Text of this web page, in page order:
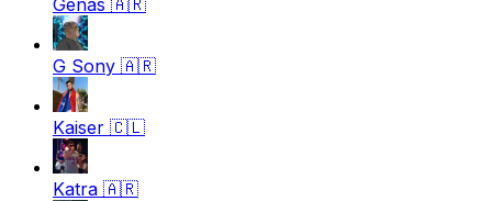
G Sony 🇦🇷
Kaiser 🇨🇱
Katra 🇦🇷